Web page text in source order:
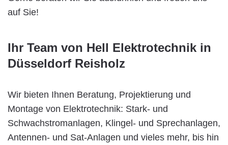
auf Sie!
Ihr Team von Hell Elektrotechnik in
Düsseldorf Reisholz
Wir bieten Ihnen Beratung, Projektierung und
Montage von Elektrotechnik: Stark- und
Schwachstromanlagen, Klingel- und Sprechanlagen,
Antennen- und Sat-Anlagen und vieles mehr, bis hin